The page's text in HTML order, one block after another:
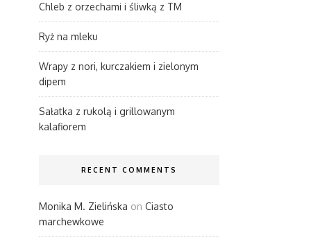
Chleb z orzechami i śliwką z TM
Ryż na mleku
Wrapy z nori, kurczakiem i zielonym
dipem
Sałatka z rukolą i grillowanym
kalafiorem
RECENT COMMENTS
Monika M. Zielińska on Ciasto
marchewkowe